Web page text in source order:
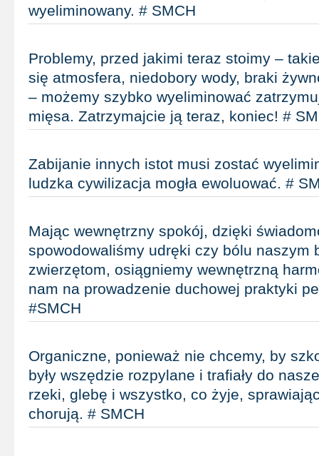
wyeliminowany. # SMCH
Problemy, przed jakimi teraz stoimy –
się atmosfera, niedobory wody, braki
– możemy szybko wyeliminować
mięsa. Zatrzymajcie ją teraz, koniec! #
Zabijanie innych istot musi zostać
ludzka cywilizacja mogła ewoluować. #
Mając wewnętrzny spokój, dzięki
spowodowaliśmy udręki czy bólu naszym
zwierzętom, osiągniemy wewnętrzną
nam na prowadzenie duchowej praktyki
#SMCH
Organiczne, ponieważ nie chcemy, by
były wszędzie rozpylane i trafiały do
rzeki, glebę i wszystko, co żyje,
chorują. # SMCH